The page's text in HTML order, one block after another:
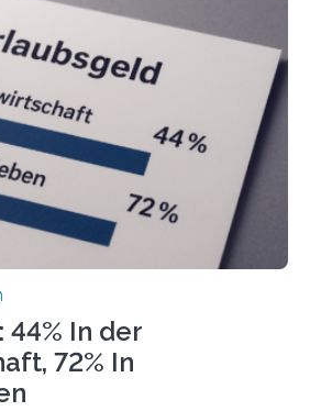
so liegt Leipzig an der Spitze. In
die meisten Personen in eine
Existenz, dahinter folgten die
und Köln. Betrachtet man
– die Anzahl
je…
In der
72% In